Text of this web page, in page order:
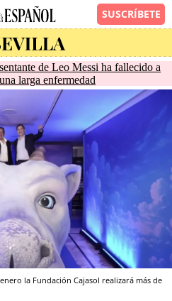
de Leo Messi ha fallecido a
larga enfermedad
la Fundación Cajasol realizará más de